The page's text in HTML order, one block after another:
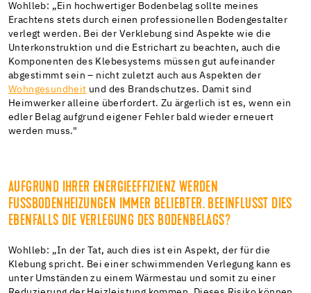
Wohlleb: „Ein hochwertiger Bodenbelag sollte meines
Erachtens stets durch einen professionellen Bodengestalter
verlegt werden. Bei der Verklebung sind Aspekte wie die
Unterkonstruktion und die Estrichart zu beachten, auch die
Komponenten des Klebesystems müssen gut aufeinander
abgestimmt sein – nicht zuletzt auch aus Aspekten der
Wohngesundheit und des Brandschutzes. Damit sind
Heimwerker alleine überfordert. Zu ärgerlich ist es, wenn ein
edler Belag aufgrund eigener Fehler bald wieder erneuert
werden muss."
AUFGRUND IHRER ENERGIEEFFIZIENZ WERDEN
FUSSBODENHEIZUNGEN IMMER BELIEBTER. BEEINFLUSST DIES
EBENFALLS DIE VERLEGUNG DES BODENBELAGS?
Wohlleb: „In der Tat, auch dies ist ein Aspekt, der für die
Klebung spricht. Bei einer schwimmenden Verlegung kann es
unter Umständen zu einem Wärmestau und somit zu einer